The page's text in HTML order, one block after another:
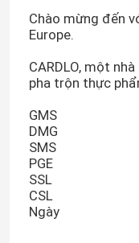
Chào mừng đến
Europe.
CARDLO, một
pha trộn thực
GMS
DMG
SMS
PGE
SSL
CSL
Ngày